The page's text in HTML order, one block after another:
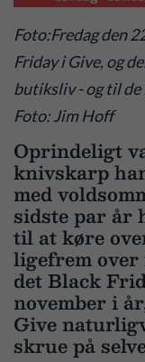
Foto:Fredag den
Friday i Give, og
butiksliv - og til
Foto: Jim Hoff
Oprindeligt
knivskarp
med
sidste par år
til at køre
ligefrem
det Black
november i
Give
skrue på